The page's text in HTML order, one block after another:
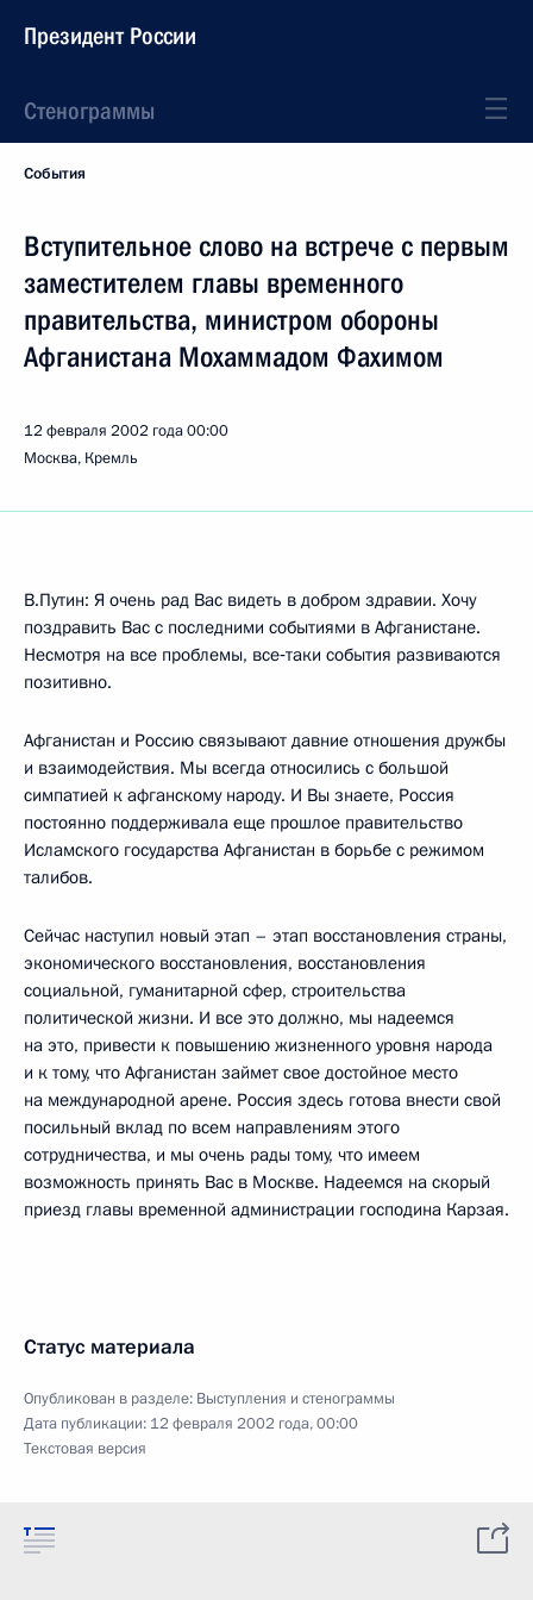
Президент России
Стенограммы
События
Вступительное слово на встрече с первым
заместителем главы временного
правительства, министром обороны
Афганистана Мохаммадом Фахимом
12 февраля 2002 года00:00
Москва, Кремль
В.Путин: Я очень рад Вас видеть в добром здравии. Хочу
поздравить Вас с последними событиями в Афганистане.
Несмотря на все проблемы, все‑таки события развиваются
позитивно.
Афганистан и Россию связывают давние отношения дружбы
и взаимодействия. Мы всегда относились с большой
симпатией к афганскому народу. И Вы знаете, Россия
постоянно поддерживала еще прошлое правительство
Исламского государства Афганистан в борьбе с режимом
талибов.
Сейчас наступил новый этап – этап восстановления страны,
экономического восстановления, восстановления
социальной, гуманитарной сфер, строительства
политической жизни. И все это должно, мы надеемся
на это, привести к повышению жизненного уровня народа
и к тому, что Афганистан займет свое достойное место
на международной арене. Россия здесь готова внести свой
посильный вклад по всем направлениям этого
сотрудничества, и мы очень рады тому, что имеем
возможность принять Вас в Москве. Надеемся на скорый
приезд главы временной администрации господина Карзая.
Статус материала
Опубликован в разделе: Выступления и стенограммы
Дата публикации: 12 февраля 2002 года, 00:00
Текстовая версия